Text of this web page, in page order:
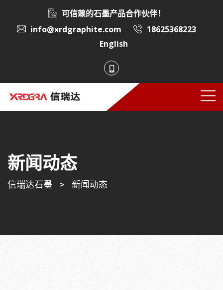
可信赖的石墨产品合作伙伴！
info@xrdgraphite.com
18625368223
English
新闻动态
信瑞达石墨 > 新闻动态